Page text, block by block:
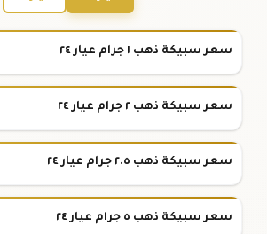
سعر سبيكة ذهب ١ جرام عيار ٢٤
سعر سبيكة ذهب ٢ جرام عيار ٢٤
سعر سبيكة ذهب ٢.٥ جرام عيار ٢٤
سعر سبيكة ذهب ٥ جرام عيار ٢٤